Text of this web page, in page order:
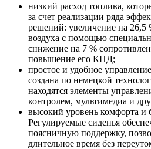
низкий расход топлива,
за счет реализации ряда
решений: увеличение на 26,5
воздуха с помощью
снижение на 7 %
повышение его КПД;
простое и удобное
создана по немецкой
находятся элементы
контролем, мультимедиа и
высокий уровень комфорта и
Регулируемые сиденья
поясничную поддержку,
длительное время без